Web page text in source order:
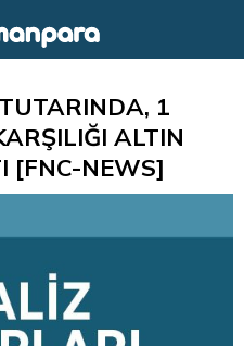
1
ALTIN
[FNC-NEWS]